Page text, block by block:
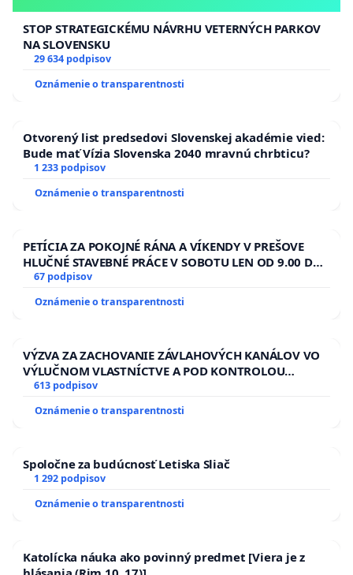
STOP STRATEGICKÉMU NÁVRHU VETERNÝCH PARKOV
NA SLOVENSKU
29 634 podpisov
Oznámenie o transparentnosti
Otvorený list predsedovi Slovenskej akadémie vied:
Bude mať Vízia Slovenska 2040 mravnú chrbticu?
1 233 podpisov
Oznámenie o transparentnosti
PETÍCIA ZA POKOJNÉ RÁNA A VÍKENDY V PREŠOVE
HLUČNÉ STAVEBNÉ PRÁCE V SOBOTU LEN OD 9.00 DO
13.00 HOD., CEZ PRACOVNÝ TÝŽDEŇ CIEĽ 8.00 – 18.00
HOD. A PRAVIDELNÁ KONTROLA STAVBY C-AREA NA
ĎUMBIERSKEJ/MAGU
67 podpisov
Oznámenie o transparentnosti
VÝZVA ZA ZACHOVANIE ZÁVLAHOVÝCH KANÁLOV VO
VÝLUČNOM VLASTNÍCTVE A POD KONTROLOU
SLOVENSKEJ REPUBLIKY & žiadosť na riešenie
zanedbaného stavu závlahových a odvodňovacích
kanálov na Slovensku
613 podpisov
Oznámenie o transparentnosti
Spoločne za budúcnosť Letiska Sliač
1 292 podpisov
Oznámenie o transparentnosti
Katolícka náuka ako povinný predmet [Viera je z